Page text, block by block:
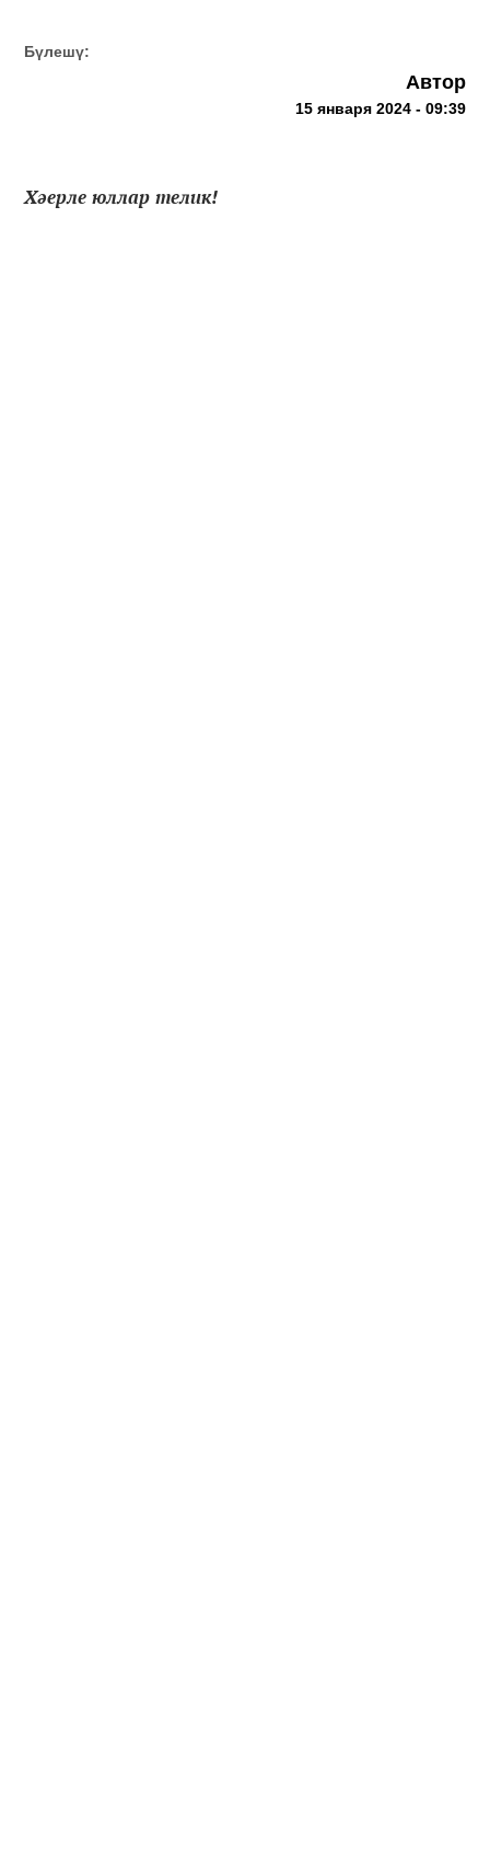
Бүлешү:
Автор
15 января 2024 - 09:39
Хәерле юллар телик!